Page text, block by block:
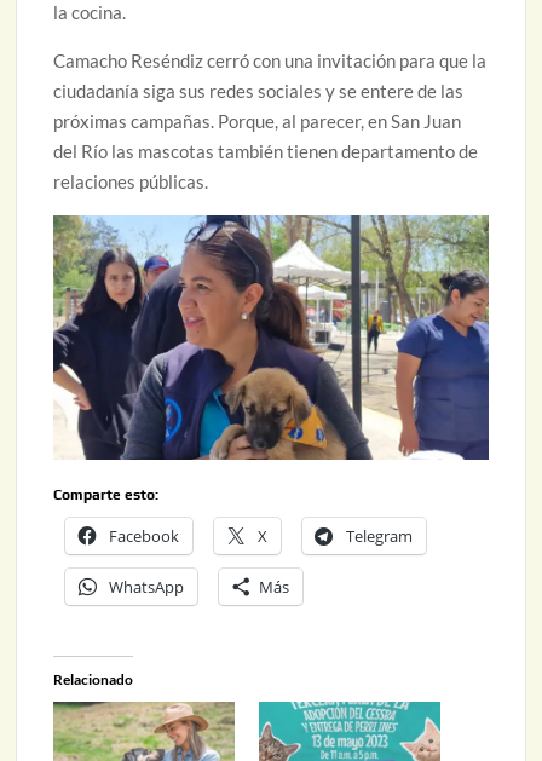
la cocina.
Camacho Reséndiz cerró con una invitación para que la
ciudadanía siga sus redes sociales y se entere de las
próximas campañas. Porque, al parecer, en San Juan
del Río las mascotas también tienen departamento de
relaciones públicas.
Comparte esto:
Facebook X Telegram
WhatsApp Más
Relacionado